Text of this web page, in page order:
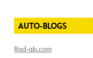
AUTO-BLOGS
Rad-ab.com